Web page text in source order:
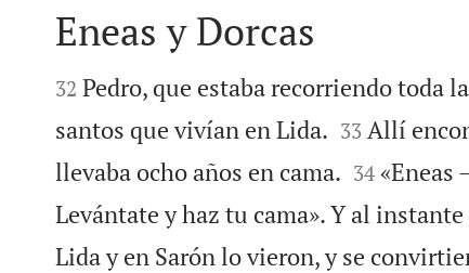

Eneas y Dorcas

32 Pedro, que estaba recorriendo toda
santos que vivían en Lida.
33 Allí
llevaba ocho años en cama.
34 «Eneas
Levántate y haz tu cama». Y al
Lida y en Sarón lo vieron, y se